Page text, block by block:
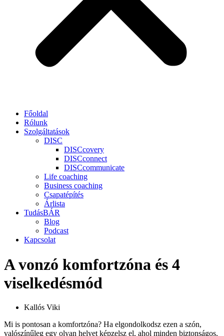
Főoldal
Rólunk
Szolgáltatások
DISC
DISCcovery
DISCconnect
DISCcommunicate
Life coaching
Business coaching
Csapatépítés
Árlista
TudásBÁR
Blog
Podcast
Kapcsolat
A vonzó komfortzóna és 4
viselkedésmód
Kallós Viki
Mi is pontosan a komfortzóna? Ha elgondolkodsz ezen a szón,
valószínűleg egy olyan helyet képzelsz el, ahol minden biztonságos,